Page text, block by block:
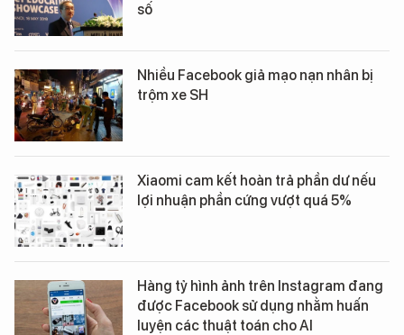
số
Nhiều Facebook giả mạo nạn nhân bị
trộm xe SH
Xiaomi cam kết hoàn trả phần dư nếu
lợi nhuận phần cứng vượt quá 5%
Hàng tỷ hình ảnh trên Instagram đang
được Facebook sử dụng nhằm huấn
luyện các thuật toán cho AI